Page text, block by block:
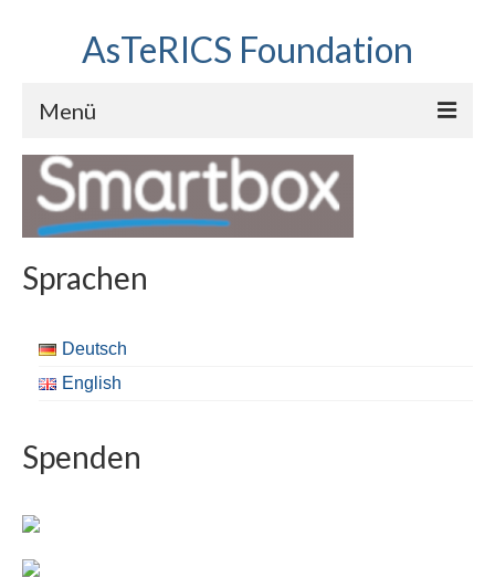
AsTeRICS Foundation
Menü
Projekte
Workshops
Über uns
Sprachen
Deutsch
English
Spenden